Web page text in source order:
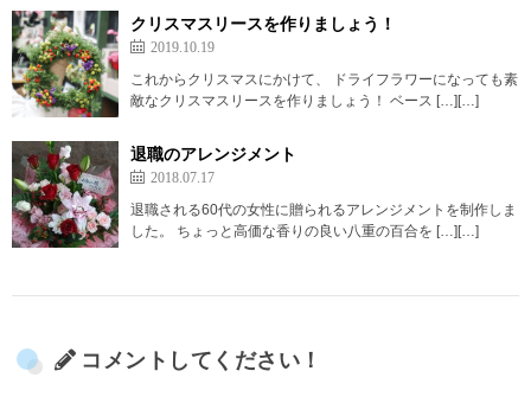
クリスマスリースを作りましょう！
2019.10.19
これからクリスマスにかけて、 ドライフラワーになっても素
敵なクリスマスリースを作りましょう！ ベース […][…]
退職のアレンジメント
2018.07.17
退職される60代の女性に贈られるアレンジメントを制作しま
した。 ちょっと高価な香りの良い八重の百合を […][…]
コメントしてください！